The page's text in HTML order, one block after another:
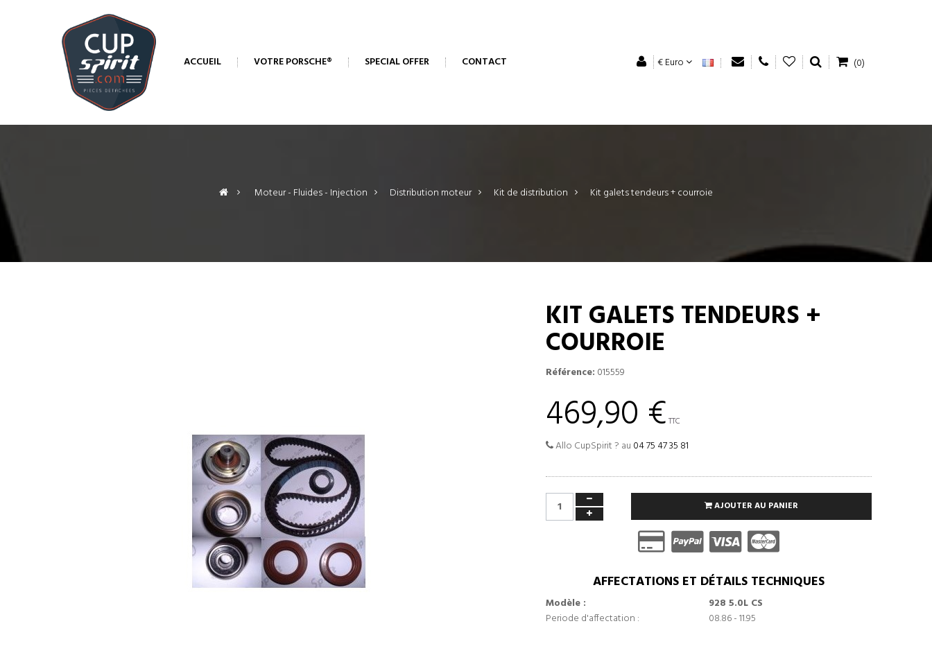
ACCUEIL VOTRE PORSCHE® SPECIAL OFFER CONTACT € Euro (0)
> Moteur - Fluides - Injection > Distribution moteur > Kit de distribution > Kit galets tendeurs + courroie
KIT GALETS TENDEURS +
COURROIE
Référence: 015559
469,90 € TTC
Allo CupSpirit ? au 04 75 47 35 81
AJOUTER AU PANIER
AFFECTATIONS ET DÉTAILS TECHNIQUES
Modèle :
928 5.0L CS
Periode d'affectation :
08.86 - 11.95